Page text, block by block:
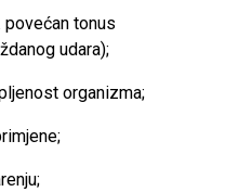
tonus
udara);
organizma;